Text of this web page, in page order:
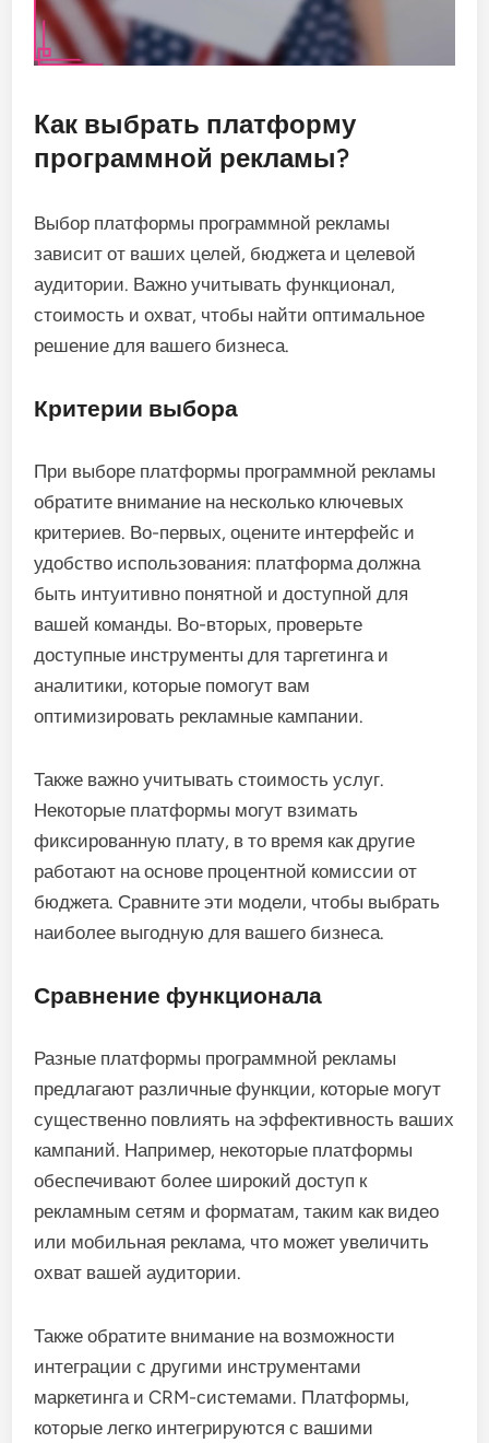
Как выбрать платформу
программной рекламы?
Выбор платформы программной рекламы
зависит от ваших целей, бюджета и целевой
аудитории. Важно учитывать функционал,
стоимость и охват, чтобы найти оптимальное
решение для вашего бизнеса.
Критерии выбора
При выборе платформы программной рекламы
обратите внимание на несколько ключевых
критериев. Во-первых, оцените интерфейс и
удобство использования: платформа должна
быть интуитивно понятной и доступной для
вашей команды. Во-вторых, проверьте
доступные инструменты для таргетинга и
аналитики, которые помогут вам
оптимизировать рекламные кампании.
Также важно учитывать стоимость услуг.
Некоторые платформы могут взимать
фиксированную плату, в то время как другие
работают на основе процентной комиссии от
бюджета. Сравните эти модели, чтобы выбрать
наиболее выгодную для вашего бизнеса.
Сравнение функционала
Разные платформы программной рекламы
предлагают различные функции, которые могут
существенно повлиять на эффективность ваших
кампаний. Например, некоторые платформы
обеспечивают более широкий доступ к
рекламным сетям и форматам, таким как видео
или мобильная реклама, что может увеличить
охват вашей аудитории.
Также обратите внимание на возможности
интеграции с другими инструментами
маркетинга и CRM-системами. Платформы,
которые легко интегрируются с вашими